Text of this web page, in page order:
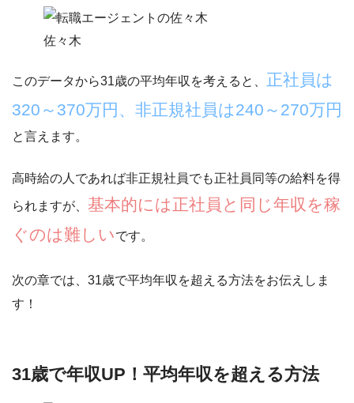
佐々木
このデータから31歳の平均年収を考えると、 正社員は
320～370万円、非正規社員は240～270万円
と言えます。
高時給の人であれば非正規社員でも正社員同等の給料を得
られますが、 基本的には正社員と同じ年収を稼
ぐのは難しいです。
次の章では、31歳で平均年収を超える方法をお伝えしま
す！
31歳で年収UP！平均年収を超える方法